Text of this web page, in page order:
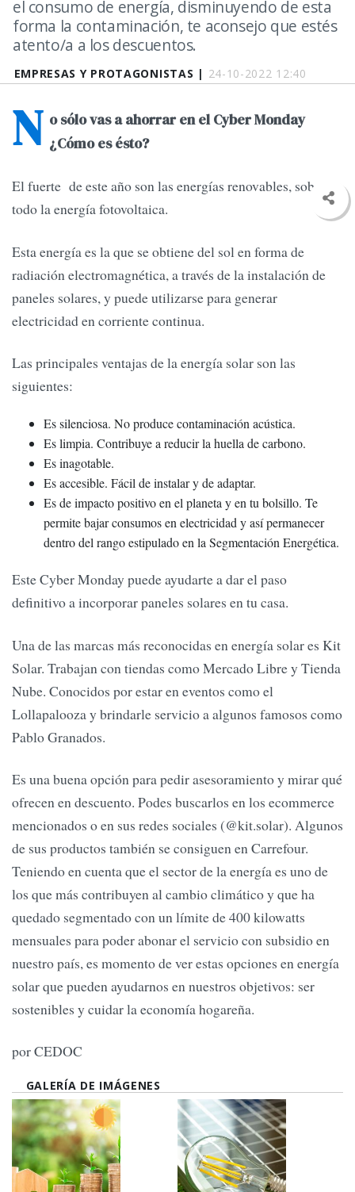
EMPRESAS Y PROTAGONISTAS | 24-10-2022 12:40
el consumo de energía, disminuyendo de esta
forma la contaminación, te aconsejo que estés
atento/a a los descuentos.
N o sólo vas a ahorrar en el Cyber Monday
¿Cómo es ésto?
El fuerte de este año son las energías renovables, sobre
todo la energía fotovoltaica.
Esta energía es la que se obtiene del sol en forma de
radiación electromagnética, a través de la instalación de
paneles solares, y puede utilizarse para generar
electricidad en corriente continua.
Las principales ventajas de la energía solar son las
siguientes:
Es silenciosa. No produce contaminación acústica.
Es limpia. Contribuye a reducir la huella de carbono.
Es inagotable.
Es accesible. Fácil de instalar y de adaptar.
Es de impacto positivo en el planeta y en tu bolsillo. Te
permite bajar consumos en electricidad y así permanecer
dentro del rango estipulado en la Segmentación Energética.
Este Cyber Monday puede ayudarte a dar el paso
definitivo a incorporar paneles solares en tu casa.
Una de las marcas más reconocidas en energía solar es Kit
Solar. Trabajan con tiendas como Mercado Libre y Tienda
Nube. Conocidos por estar en eventos como el
Lollapalooza y brindarle servicio a algunos famosos como
Pablo Granados.
Es una buena opción para pedir asesoramiento y mirar qué
ofrecen en descuento. Podes buscarlos en los ecommerce
mencionados o en sus redes sociales (@kit.solar). Algunos
de sus productos también se consiguen en Carrefour.
Teniendo en cuenta que el sector de la energía es uno de
los que más contribuyen al cambio climático y que ha
quedado segmentado con un límite de 400 kilowatts
mensuales para poder abonar el servicio con subsidio en
nuestro país, es momento de ver estas opciones en energía
solar que pueden ayudarnos en nuestros objetivos: ser
sostenibles y cuidar la economía hogareña.
por CEDOC
GALERÍA DE IMÁGENES